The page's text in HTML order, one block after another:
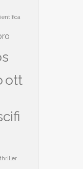
ott
thriller